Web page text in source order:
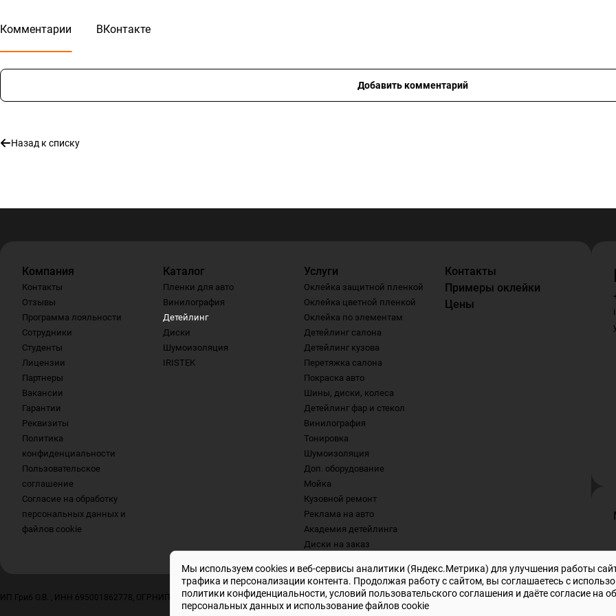
Комментарии ВКонтакте
Добавить комментарий
Назад к списку
Компания
Контакты
Отзывы
Программа лояльности
Сотрудники
Студенты
Лицензии
Партнеры
Вакансии
Гарантии
Реквизиты
Политика
конфиденциальности
Пользовательское
соглашение
Согласие на обработку
персональных данных и
файлов cookie
Каталог
Пленки для авто
Винилография
Детейлинг
Диски
Шумоизоляция
IRISTEK
Услуги
Оклейка защитной пленкой
Оклейка цветной пленкой
Оклейка по элементам
Детейлинг салона
Детейлинг кузова
Перетяжка салона
Покраска авто
Шины, диски, колеса
Детейлинг фар и стекол
Винилография
Тонировка
Шумоизоляция
Доп. оборудование
Мойка
Кузовной ремонт
Реклама на авто
Академия детейлинга
Диски на заказ
Контакты
Примеры оклейки
Цены
ИП Гриб О.В. , ИНН 695001862778, ОГРНИП 317695200010804
Мы используем cookies и веб-сервисы аналитики (Яндекс.Метрика) для улучшения работы
трафика и персонализации контента. Продолжая работу с сайтом, вы соглашаетесь с
политики конфиденциальности, условий пользовательского соглашения и даётесогласие на
персональных данных и использование файлов cookie